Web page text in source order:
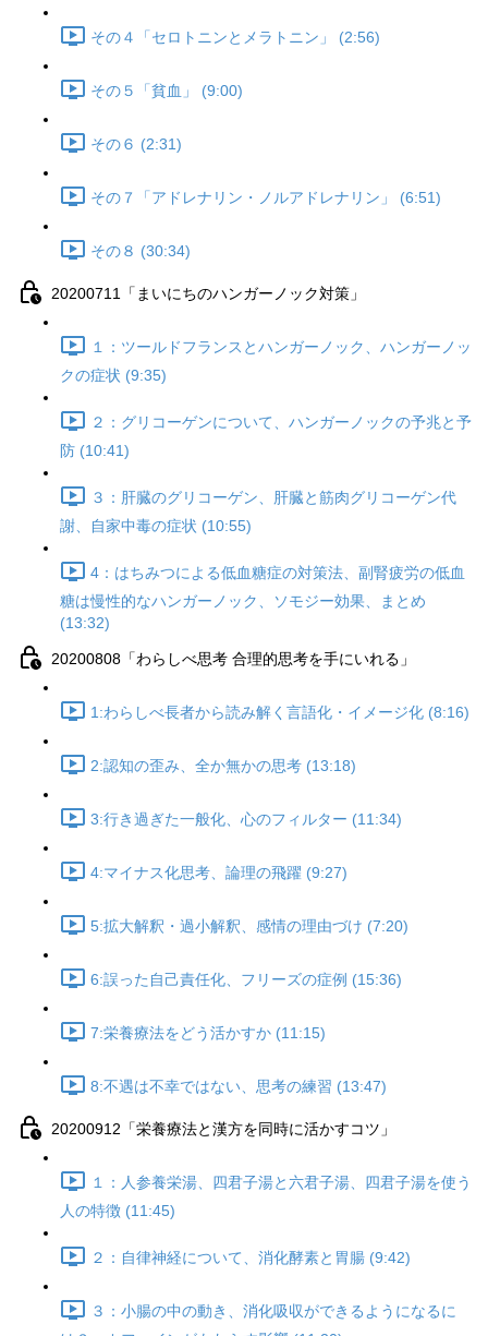
その４「セロトニンとメラトニン」 (2:56)
その５「貧血」 (9:00)
その６ (2:31)
その７「アドレナリン・ノルアドレナリン」 (6:51)
その８ (30:34)
20200711「まいにちのハンガーノック対策」
１：ツールドフランスとハンガーノック、ハンガーノッ
クの症状 (9:35)
２：グリコーゲンについて、ハンガーノックの予兆と予
防 (10:41)
３：肝臓のグリコーゲン、肝臓と筋肉グリコーゲン代
謝、自家中毒の症状 (10:55)
4：はちみつによる低血糖症の対策法、副腎疲労の低血
糖は慢性的なハンガーノック、ソモジー効果、まとめ
(13:32)
20200808「わらしべ思考 合理的思考を手にいれる」
1:わらしべ長者から読み解く言語化・イメージ化 (8:16)
2:認知の歪み、全か無かの思考 (13:18)
3:行き過ぎた一般化、心のフィルター (11:34)
4:マイナス化思考、論理の飛躍 (9:27)
5:拡大解釈・過小解釈、感情の理由づけ (7:20)
6:誤った自己責任化、フリーズの症例 (15:36)
7:栄養療法をどう活かすか (11:15)
8:不遇は不幸ではない、思考の練習 (13:47)
20200912「栄養療法と漢方を同時に活かすコツ」
１：人参養栄湯、四君子湯と六君子湯、四君子湯を使う
人の特徴 (11:45)
２：自律神経について、消化酵素と胃腸 (9:42)
３：小腸の中の動き、消化吸収ができるようになるに